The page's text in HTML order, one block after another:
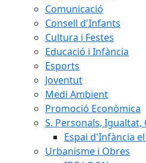
Comunicació
Consell d'Infants
Cultura i Festes
Educació i Infància
Esports
Joventut
Medi Ambient
Promoció Econòmica
S. Personals, Igualtat,
Espai d'Infància
Urbanisme i Obres